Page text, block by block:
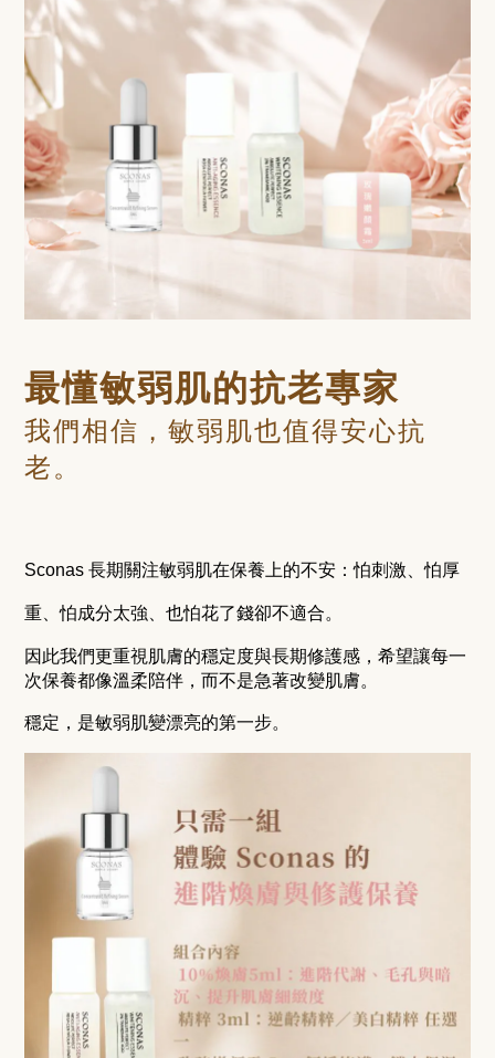
最懂敏弱肌的抗老專家
我們相信，敏弱肌也值得安心抗
老。
Sconas 長期關注敏弱肌在保養上的不安：怕刺激、怕厚
重、怕成分太強、也怕花了錢卻不適合。
因此我們更重視肌膚的穩定度與長期修護感，希望讓每一
次保養都像溫柔陪伴，而不是急著改變肌膚。
穩定，是敏弱肌變漂亮的第一步。